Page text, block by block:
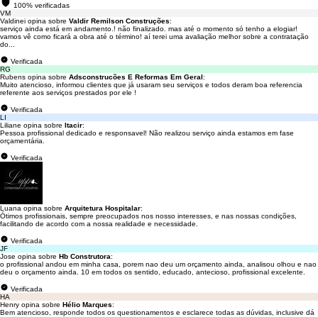
100% verificadas
VM
Valdinei opina sobre Valdir Remilson Construções:
serviço ainda está em andamento.! não finalizado. mas até o momento só tenho a elogiar!
vamos vê como ficará a obra até o término! aí terei uma avaliação melhor sobre a contratação
do...
Verificada
RG
Rubens opina sobre Adsconstrucões E Reformas Em Geral:
Muito atencioso, informou clientes que já usaram seu serviços e todos deram boa referencia
referente aos serviços prestados por ele !
Verificada
LI
Liliane opina sobre Itacir:
Pessoa profissional dedicado e responsavel! Não realizou serviço ainda estamos em fase
orçamentária.
Verificada
Luana opina sobre Arquitetura Hospitalar:
Ótimos profissionais, sempre preocupados nos nosso interesses, e nas nossas condições,
facilitando de acordo com a nossa realidade e necessidade.
Verificada
JF
Jose opina sobre Hb Construtora:
o profissional andou em minha casa, porem nao deu um orçamento ainda, analisou olhou e nao
deu o orçamento ainda. 10 em todos os sentido, educado, antecioso, profissional excelente.
Verificada
HA
Henry opina sobre Hélio Marques:
Bem atencioso, responde todos os questionamentos e esclarece todas as dúvidas, inclusive dá